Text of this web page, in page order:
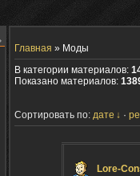
Главная » Моды
В категории материалов:
Показано материалов:
Сортировать по: дате
Lore-